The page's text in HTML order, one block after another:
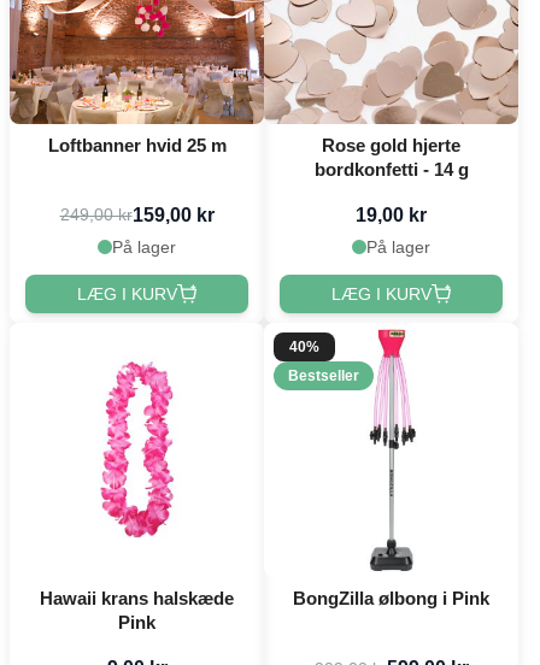
Loftbanner hvid 25 m
249,00 kr159,00 kr
På lager
LÆG I KURV
Rose gold hjerte
bordkonfetti - 14 g
19,00 kr
På lager
LÆG I KURV
Hawaii krans halskæde
Pink
40%
Bestseller
BongZilla ølbong i Pink